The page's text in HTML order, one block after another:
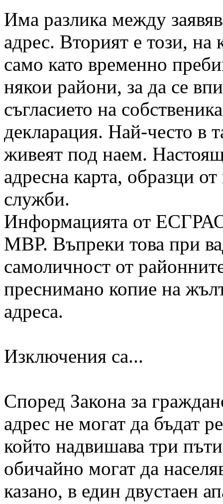
Има разлика между
адрес. Вторият е този, на
само като временно
някои райони, за да се
съгласието на
декларация. Най-често в
живеят под наем.
адресна карта, образци
служби.
Информацията от
МВР. Въпреки това при
самоличност от
преснимано копие на
адреса.
Изключения са...
Според Закона за
адрес не могат да бъдат
който надвишава три
обичайно могат да
казано, в един двустаен